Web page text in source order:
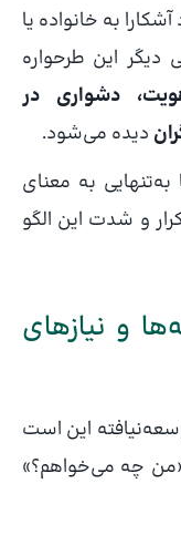
به خانواده یا
دیگر این طرحواره
دشواری در
دیده می‌شود.
به معنای
و شدت این الگو
و نیازهای
این است
چه می‌خواهم؟»